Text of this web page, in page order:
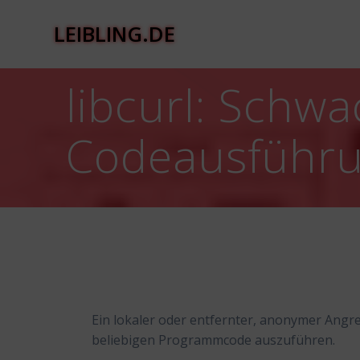
LEIBLING.DE
libcurl:
Ein lokaler oder entfernter, anonymer
beliebigen Programmcode auszuführen.